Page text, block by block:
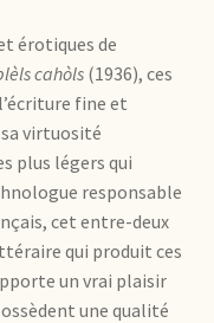
érotiques de
cahòls(1936), ces
fine et
virtuosité
plus légers qui
responsable
cet entre-deux
qui produit ces
un vrai plaisir
une qualité